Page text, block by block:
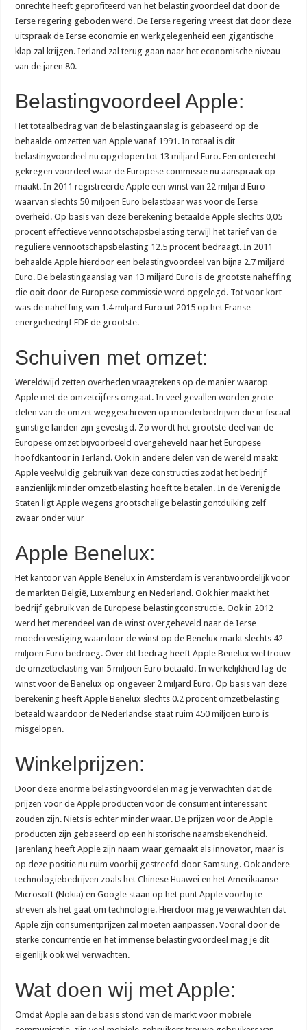
onrechte heeft geprofiteerd van het belastingvoordeel dat door de
Ierse regering geboden werd. De Ierse regering vreest dat door deze
uitspraak de Ierse economie en werkgelegenheid een gigantische
klap zal krijgen. Ierland zal terug gaan naar het economische niveau
van de jaren 80.
Belastingvoordeel Apple:
Het totaalbedrag van de belastingaanslag is gebaseerd op de
behaalde omzetten van Apple vanaf 1991. In totaal is dit
belastingvoordeel nu opgelopen tot 13 miljard Euro. Een onterecht
gekregen voordeel waar de Europese commissie nu aanspraak op
maakt. In 2011 registreerde Apple een winst van 22 miljard Euro
waarvan slechts 50 miljoen Euro belastbaar was voor de Ierse
overheid. Op basis van deze berekening betaalde Apple slechts 0,05
procent effectieve vennootschapsbelasting terwijl het tarief van de
reguliere vennootschapsbelasting 12.5 procent bedraagt. In 2011
behaalde Apple hierdoor een belastingvoordeel van bijna 2.7 miljard
Euro. De belastingaanslag van 13 miljard Euro is de grootste naheffing
die ooit door de Europese commissie werd opgelegd. Tot voor kort
was de naheffing van 1.4 miljard Euro uit 2015 op het Franse
energiebedrijf EDF de grootste.
Schuiven met omzet:
Wereldwijd zetten overheden vraagtekens op de manier waarop
Apple met de omzetcijfers omgaat. In veel gevallen worden grote
delen van de omzet weggeschreven op moederbedrijven die in fiscaal
gunstige landen zijn gevestigd. Zo wordt het grootste deel van de
Europese omzet bijvoorbeeld overgeheveld naar het Europese
hoofdkantoor in Ierland. Ook in andere delen van de wereld maakt
Apple veelvuldig gebruik van deze constructies zodat het bedrijf
aanzienlijk minder omzetbelasting hoeft te betalen. In de Verenigde
Staten ligt Apple wegens grootschalige belastingontduiking zelf
zwaar onder vuur
Apple Benelux:
Het kantoor van Apple Benelux in Amsterdam is verantwoordelijk voor
de markten België, Luxemburg en Nederland. Ook hier maakt het
bedrijf gebruik van de Europese belastingconstructie. Ook in 2012
werd het merendeel van de winst overgeheveld naar de Ierse
moedervestiging waardoor de winst op de Benelux markt slechts 42
miljoen Euro bedroeg. Over dit bedrag heeft Apple Benelux wel trouw
de omzetbelasting van 5 miljoen Euro betaald. In werkelijkheid lag de
winst voor de Benelux op ongeveer 2 miljard Euro. Op basis van deze
berekening heeft Apple Benelux slechts 0.2 procent omzetbelasting
betaald waardoor de Nederlandse staat ruim 450 miljoen Euro is
misgelopen.
Winkelprijzen:
Door deze enorme belastingvoordelen mag je verwachten dat de
prijzen voor de Apple producten voor de consument interessant
zouden zijn. Niets is echter minder waar. De prijzen voor de Apple
producten zijn gebaseerd op een historische naamsbekendheid.
Jarenlang heeft Apple zijn naam waar gemaakt als innovator, maar is
op deze positie nu ruim voorbij gestreefd door Samsung. Ook andere
technologiebedrijven zoals het Chinese Huawei en het Amerikaanse
Microsoft (Nokia) en Google staan op het punt Apple voorbij te
streven als het gaat om technologie. Hierdoor mag je verwachten dat
Apple zijn consumentprijzen zal moeten aanpassen. Vooral door de
sterke concurrentie en het immense belastingvoordeel mag je dit
eigenlijk ook wel verwachten.
Wat doen wij met Apple:
Omdat Apple aan de basis stond van de markt voor mobiele